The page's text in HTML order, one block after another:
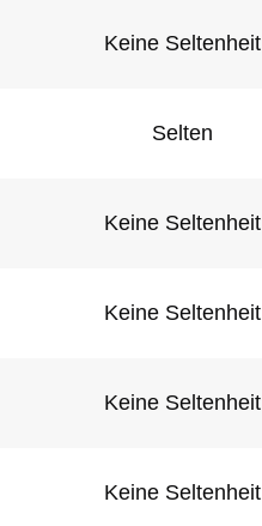
Keine Seltenheit
Selten
Keine Seltenheit
Keine Seltenheit
Keine Seltenheit
Keine Seltenheit